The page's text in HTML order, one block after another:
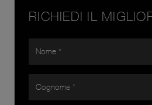
RICHIEDI IL